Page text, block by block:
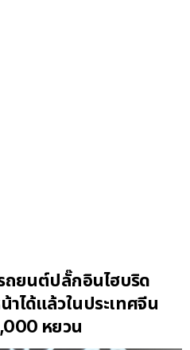
ถยนต์ปลั๊กอินไฮบริด
าได้แล้วในประเทศจีน
หยวน